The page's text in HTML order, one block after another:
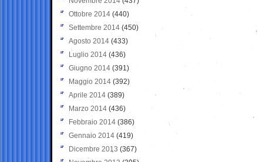
Ottobre 2014 (440)
Settembre 2014 (450)
Agosto 2014 (433)
Luglio 2014 (436)
Giugno 2014 (391)
Maggio 2014 (392)
Aprile 2014 (389)
Marzo 2014 (436)
Febbraio 2014 (386)
Gennaio 2014 (419)
Dicembre 2013 (367)